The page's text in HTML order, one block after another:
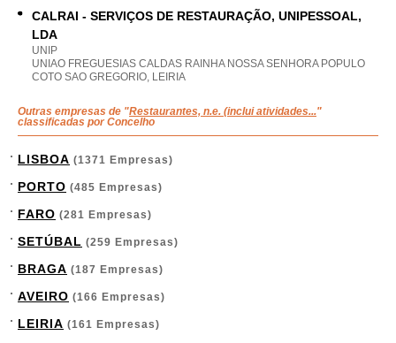
CALRAI - SERVIÇOS DE RESTAURAÇÃO, UNIPESSOAL,
LDA
UNIP
UNIAO FREGUESIAS CALDAS RAINHA NOSSA SENHORA POPULO
COTO SAO GREGORIO, LEIRIA
Outras empresas de "Restaurantes, n.e. (inclui atividades..."
classificadas por Concelho
LISBOA (1371 Empresas)
PORTO (485 Empresas)
FARO (281 Empresas)
SETÚBAL (259 Empresas)
BRAGA (187 Empresas)
AVEIRO (166 Empresas)
LEIRIA (161 Empresas)